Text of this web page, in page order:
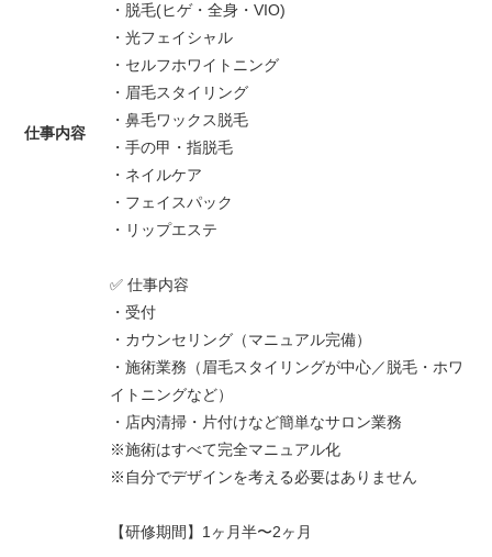
仕事内容
・脱毛(ヒゲ・全身・VIO)
・光フェイシャル
・セルフホワイトニング
・眉毛スタイリング
・鼻毛ワックス脱毛
・手の甲・指脱毛
・ネイルケア
・フェイスパック
・リップエステ
✅ 仕事内容
・受付
・カウンセリング（マニュアル完備）
・施術業務（眉毛スタイリングが中心／脱毛・ホワ
イトニングなど）
・店内清掃・片付けなど簡単なサロン業務
※施術はすべて完全マニュアル化
※自分でデザインを考える必要はありません
【研修期間】1ヶ月半〜2ヶ月